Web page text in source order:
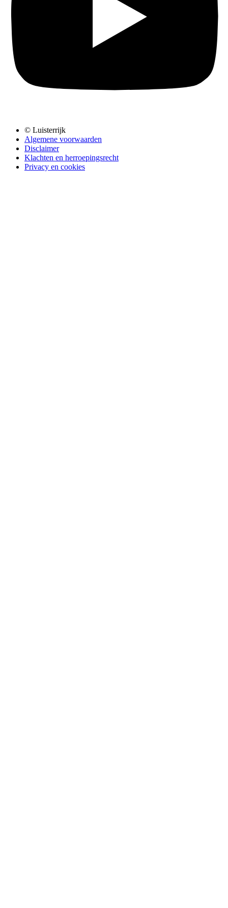
© Luisterrijk
Algemene voorwaarden
Disclaimer
Klachten en herroepingsrecht
Privacy en cookies